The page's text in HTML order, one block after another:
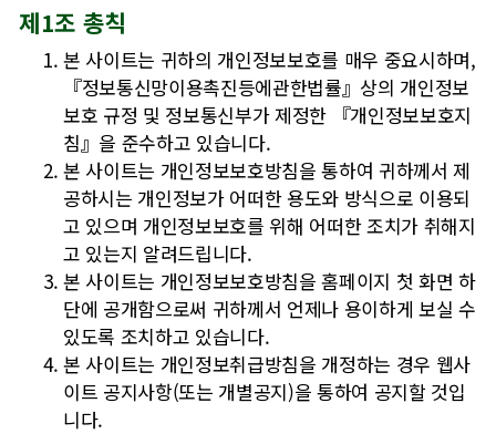
개인정보 처리방침 안내
제1조 총칙
본 사이트는 귀하의 개인정보보호를 매우 중요시하며,
『정보통신망이용촉진등에관한법률』상의 개인정보
보호 규정 및 정보통신부가 제정한 『개인정보보호지
침』을 준수하고 있습니다.
본 사이트는 개인정보보호방침을 통하여 귀하께서 제
공하시는 개인정보가 어떠한 용도와 방식으로 이용되
고 있으며 개인정보보호를 위해 어떠한 조치가 취해지
고 있는지 알려드립니다.
본 사이트는 개인정보보호방침을 홈페이지 첫 화면 하
단에 공개함으로써 귀하께서 언제나 용이하게 보실 수
있도록 조치하고 있습니다.
본 사이트는 개인정보취급방침을 개정하는 경우 웹사
이트 공지사항(또는 개별공지)을 통하여 공지할 것입
니다.